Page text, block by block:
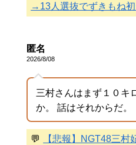
→13人選抜でずきもね
匿名
2026/8/08
三村さんはまず１０キ
か。 話はそれからだ。
💬
【悲報】NGT48三